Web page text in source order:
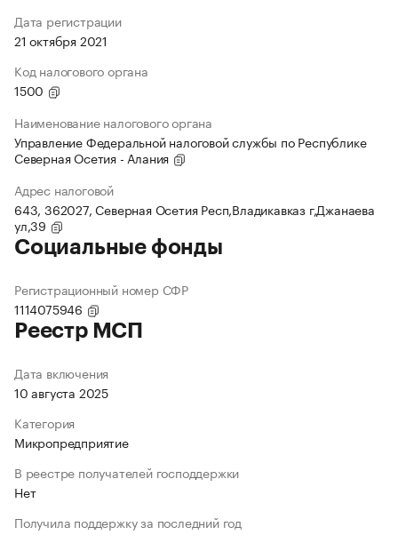
Дата регистрации
21 октября 2021
Код налогового органа
1500
Наименование налогового органа
Управление Федеральной налоговой службы по Республике
Северная Осетия - Алания
Адрес налоговой
643, 362027, Северная Осетия Респ,Владикавказ г,Джанаева
ул,39
Социальные фонды
Регистрационный номер СФР
1114075946
Реестр МСП
Дата включения
10 августа 2025
Категория
Микропредприятие
В реестре получателей господдержки
Нет
Получила поддержку за последний год